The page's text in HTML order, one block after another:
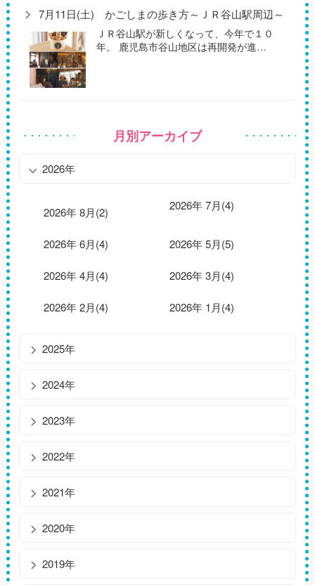
7月11日(土) かごしまの歩き方～ＪＲ谷山駅周辺～
ＪＲ谷山駅が新しくなって、今年で１０
年。 鹿児島市谷山地区は再開発が進…
月別アーカイブ
2026年
2026年 8月(2) 2026年 7月(4)
2026年 6月(4) 2026年 5月(5)
2026年 4月(4) 2026年 3月(4)
2026年 2月(4) 2026年 1月(4)
2025年
2024年
2023年
2022年
2021年
2020年
2019年